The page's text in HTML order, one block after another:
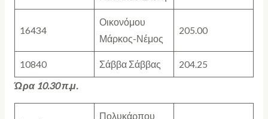
16434
Οικονόμου
Μάρκος-Νέμος
205.00
10840 Σάββα Σάββας
204.25
Ώρα 10.30 π.μ.
Πολυκάρπου